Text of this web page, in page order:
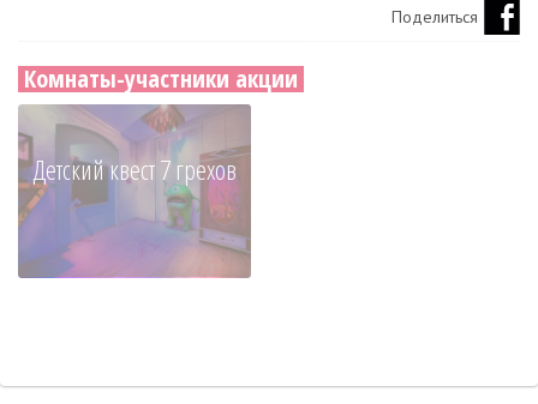
Поделиться
Комнаты-участники акции
Детский квест 7 грехов